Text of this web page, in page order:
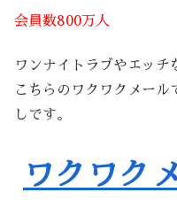
会員数800万人
ワンナイトラブやエッチ
こちらのワクワクメール
しです。
ワクワク